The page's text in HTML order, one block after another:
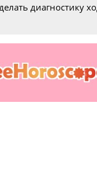
диагностику